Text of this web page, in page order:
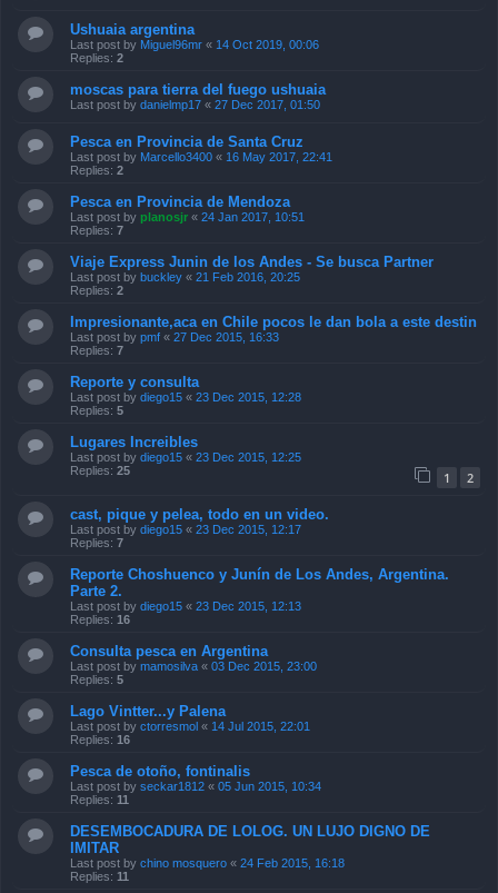
Ushuaia argentina
Last post by Miguel96mr « 14 Oct 2019, 00:06
Replies: 2
moscas para tierra del fuego ushuaia
Last post by danielmp17 « 27 Dec 2017, 01:50
Pesca en Provincia de Santa Cruz
Last post by Marcello3400 « 16 May 2017, 22:41
Replies: 2
Pesca en Provincia de Mendoza
Last post by planosjr « 24 Jan 2017, 10:51
Replies: 7
Viaje Express Junin de los Andes - Se busca Partner
Last post by buckley « 21 Feb 2016, 20:25
Replies: 2
Impresionante,aca en Chile pocos le dan bola a este destin
Last post by pmf « 27 Dec 2015, 16:33
Replies: 7
Reporte y consulta
Last post by diego15 « 23 Dec 2015, 12:28
Replies: 5
Lugares Increibles
Last post by diego15 « 23 Dec 2015, 12:25
Replies: 25 1 2
cast, pique y pelea, todo en un video.
Last post by diego15 « 23 Dec 2015, 12:17
Replies: 7
Reporte Choshuenco y Junín de Los Andes, Argentina.
Parte 2.
Last post by diego15 « 23 Dec 2015, 12:13
Replies: 16
Consulta pesca en Argentina
Last post by mamosilva « 03 Dec 2015, 23:00
Replies: 5
Lago Vintter...y Palena
Last post by ctorresmol « 14 Jul 2015, 22:01
Replies: 16
Pesca de otoño, fontinalis
Last post by seckar1812 « 05 Jun 2015, 10:34
Replies: 11
DESEMBOCADURA DE LOLOG. UN LUJO DIGNO DE
IMITAR
Last post by chino mosquero « 24 Feb 2015, 16:18
Replies: 11